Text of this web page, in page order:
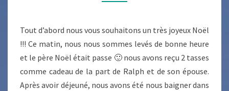
Tout d’abord nous vous souhaitons un très joyeux Noël
!!! Ce matin, nous nous sommes levés de bonne heure
et le père Noël était passe 🙂 nous avons reçu 2 tasses
comme cadeau de la part de Ralph et de son épouse.
Après avoir déjeuné, nous avons été nous baigner dans